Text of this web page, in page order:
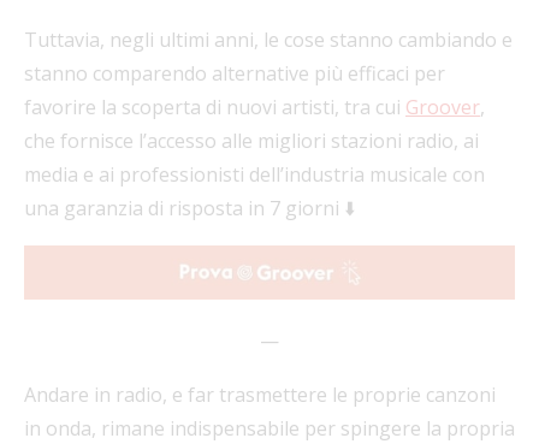
Tuttavia, negli ultimi anni, le cose stanno cambiando e
stanno comparendo alternative più efficaci per
favorire la scoperta di nuovi artisti, tra cui Groover,
che fornisce l’accesso alle migliori stazioni radio, ai
media e ai professionisti dell’industria musicale con
una garanzia di risposta in 7 giorni ⬇️
—
Andare in radio, e far trasmettere le proprie canzoni
in onda, rimane indispensabile per spingere la propria